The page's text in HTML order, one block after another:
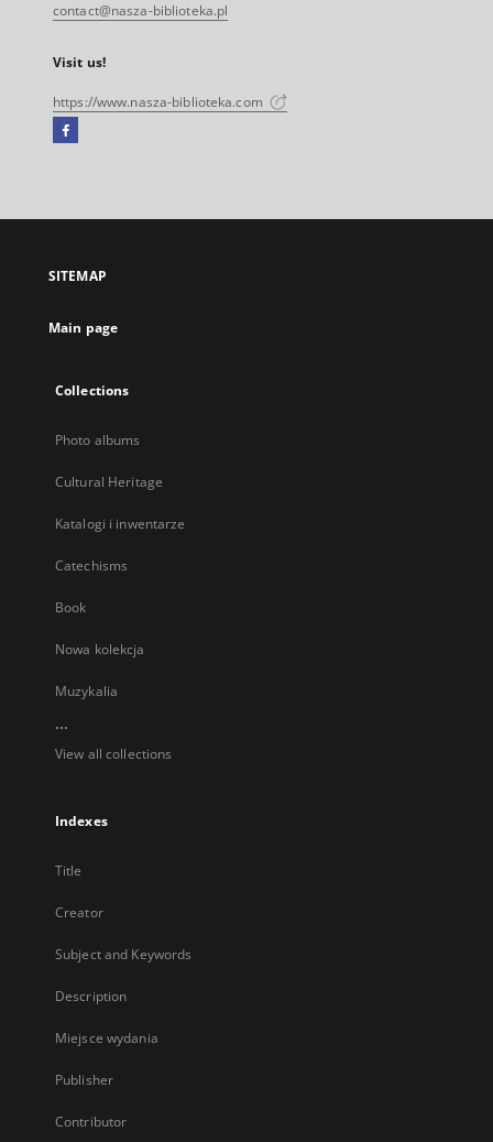
contact@nasza-biblioteka.pl
Visit us!
https://www.nasza-biblioteka.com
Facebook
open
new
SITEMAP
Main page
Collections
Photo albums
Cultural Heritage
Katalogi i inwentarze
Catechisms
Book
Nowa kolekcja
Muzykalia
...
View all collections
Indexes
Title
Creator
Subject and Keywords
Description
Miejsce wydania
Publisher
Contributor